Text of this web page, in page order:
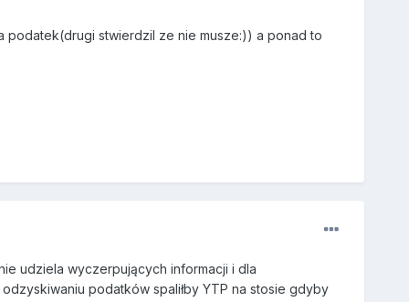
podatek(drugi stwierdzil ze nie musze:)) a ponad to
udziela wyczerpujących informacji i dla
podatków spaliłby YTP na stosie gdyby